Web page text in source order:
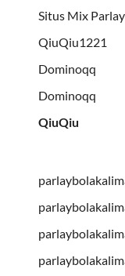
Situs Mix Parlay
QiuQiu1221
Dominoqq
Dominoqq
QiuQiu